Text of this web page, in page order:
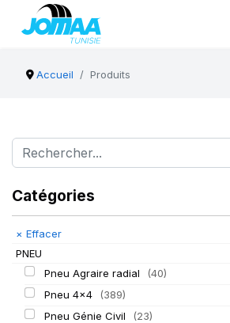
Accueil Produits
Catégories
× Effacer
PNEU
Pneu Agraire radial
(40)
Pneu 4x4
(389)
Pneu Génie Civil
(23)